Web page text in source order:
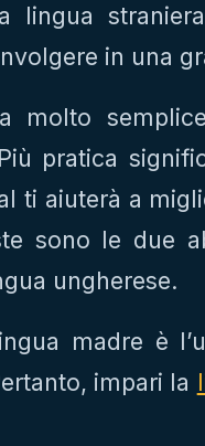
lingua
in una
molto
pratica
ti aiuterà a
sono le due
ungherese.
madre è
impari la